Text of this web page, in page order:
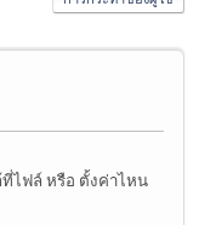
ไฟล์ หรือ ตั้งค่าไหน